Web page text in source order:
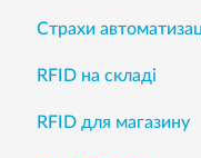
Страхи
RFID на складі
RFID для магазину